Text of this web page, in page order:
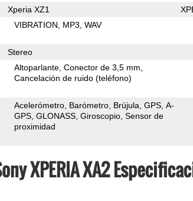
Xperia XZ1
VIBRATION MP3 WAV
Stereo
Altoparlante Conector de 3,5 mm
Cancelación de ruido (teléfono)
Acelerómetro Barómetro Brújula GPS A-
GPS GLONASS Giroscopio Sensor de
proximidad
XPERIA XA2